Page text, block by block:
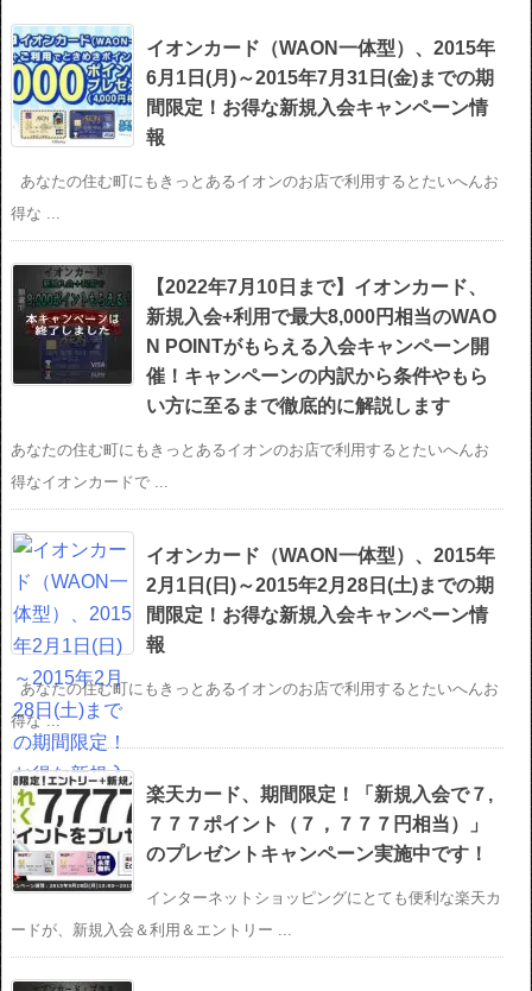
イオンカード（WAON一体型）、2015年
6月1日(月)～2015年7月31日(金)までの期
間限定！お得な新規入会キャンペーン情
報
あなたの住む町にもきっとあるイオンのお店で利用するとたいへんお
得な ...
【2022年7月10日まで】イオンカード、
新規入会+利用で最大8,000円相当のWAO
N POINTがもらえる入会キャンペーン開
催！キャンペーンの内訳から条件やもら
い方に至るまで徹底的に解説します
あなたの住む町にもきっとあるイオンのお店で利用するとたいへんお
得なイオンカードで ...
イオンカード（WAON一体型）、2015年
2月1日(日)～2015年2月28日(土)までの期
間限定！お得な新規入会キャンペーン情
報
あなたの住む町にもきっとあるイオンのお店で利用するとたいへんお
得な ...
楽天カード、期間限定！「新規入会で７,
７７７ポイント（７，７７７円相当）」
のプレゼントキャンペーン実施中です！
インターネットショッピングにとても便利な楽天カ
ードが、新規入会＆利用＆エントリー ...